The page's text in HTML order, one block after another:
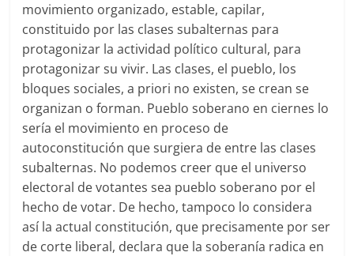
movimiento organizado, estable, capilar,
constituido por las clases subalternas para
protagonizar la actividad político cultural, para
protagonizar su vivir. Las clases, el pueblo, los
bloques sociales, a priori no existen, se crean se
organizan o forman. Pueblo soberano en ciernes lo
sería el movimiento en proceso de
autoconstitución que surgiera de entre las clases
subalternas. No podemos creer que el universo
electoral de votantes sea pueblo soberano por el
hecho de votar. De hecho, tampoco lo considera
así la actual constitución, que precisamente por ser
de corte liberal, declara que la soberanía radica en